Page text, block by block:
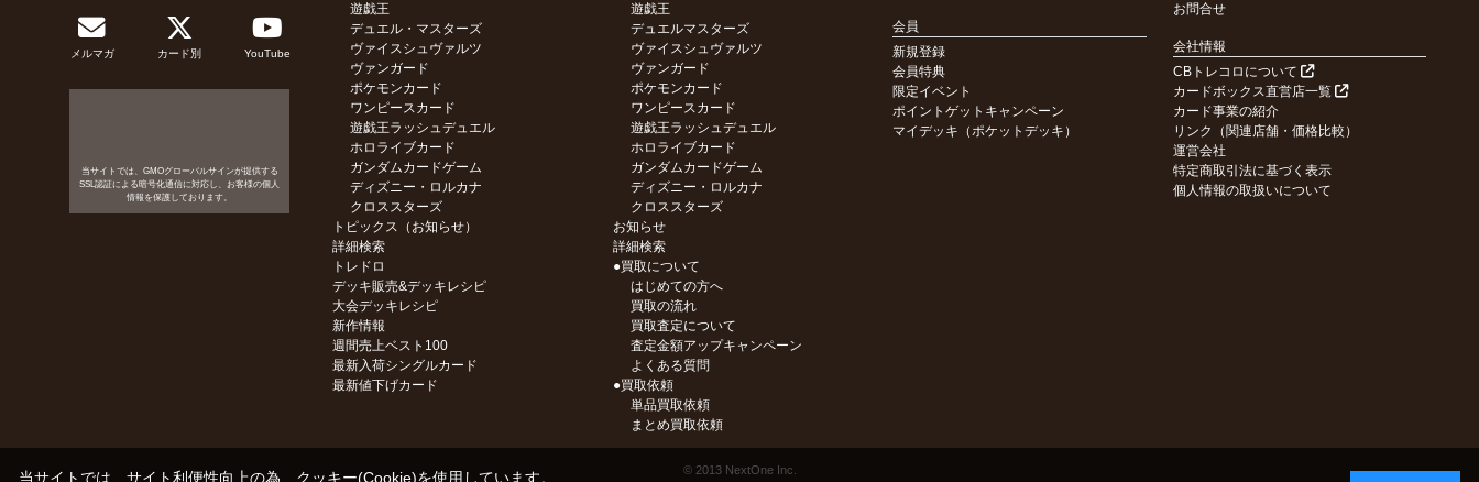
メルマガ カード別 YouTube
当サイトでは、GMOグローバルサインが提供する
SSL認証による暗号化通信に対応し、お客様の個人
情報を保護しております。
遊戯王
デュエル・マスターズ
ヴァイスシュヴァルツ
ヴァンガード
ポケモンカード
ワンピースカード
遊戯王ラッシュデュエル
ホロライブカード
ガンダムカードゲーム
ディズニー・ロルカナ
クロススターズ
トピックス（お知らせ）
詳細検索
トレドロ
デッキ販売&デッキレシピ
大会デッキレシピ
新作情報
週間売上ベスト100
最新入荷シングルカード
最新値下げカード
遊戯王
デュエルマスターズ
ヴァイスシュヴァルツ
ヴァンガード
ポケモンカード
ワンピースカード
遊戯王ラッシュデュエル
ホロライブカード
ガンダムカードゲーム
ディズニー・ロルカナ
クロススターズ
お知らせ
詳細検索
●買取について
はじめての方へ
買取の流れ
買取査定について
査定金額アップキャンペーン
よくある質問
●買取依頼
単品買取依頼
まとめ買取依頼
会員
新規登録
会員特典
限定イベント
ポイントゲットキャンペーン
マイデッキ（ポケットデッキ）
お問合せ
会社情報
CBトレコロについて
カードボックス直営店一覧
カード事業の紹介
リンク（関連店舗・価格比較）
運営会社
特定商取引法に基づく表示
個人情報の取扱いについて
© 2013 NextOne Inc.
当サイトでは、サイト利便性向上の為、クッキー(Cookie)を使用しています。